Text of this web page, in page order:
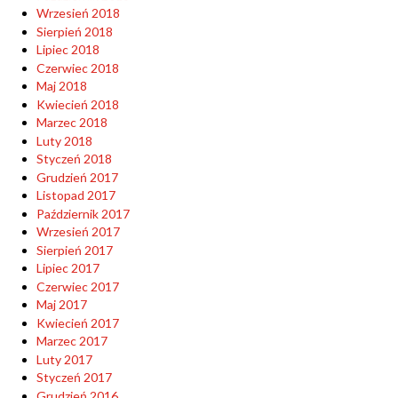
Wrzesień 2018
Sierpień 2018
Lipiec 2018
Czerwiec 2018
Maj 2018
Kwiecień 2018
Marzec 2018
Luty 2018
Styczeń 2018
Grudzień 2017
Listopad 2017
Październik 2017
Wrzesień 2017
Sierpień 2017
Lipiec 2017
Czerwiec 2017
Maj 2017
Kwiecień 2017
Marzec 2017
Luty 2017
Styczeń 2017